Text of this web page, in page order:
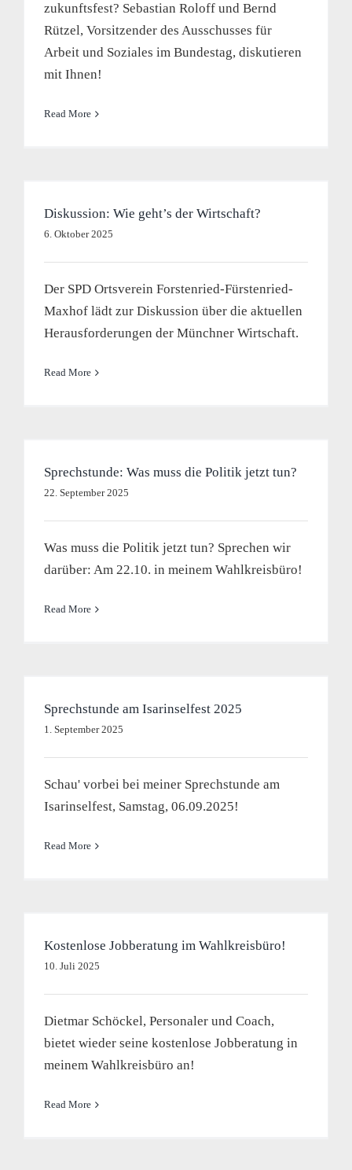
zukunftsfest? Sebastian Roloff und Bernd
Rützel, Vorsitzender des Ausschusses für
Arbeit und Soziales im Bundestag, diskutieren
mit Ihnen!
Read More
Diskussion: Wie geht’s der Wirtschaft?
6. Oktober 2025
Der SPD Ortsverein Forstenried-Fürstenried-
Maxhof lädt zur Diskussion über die aktuellen
Herausforderungen der Münchner Wirtschaft.
Read More
Sprechstunde: Was muss die Politik jetzt tun?
22. September 2025
Was muss die Politik jetzt tun? Sprechen wir
darüber: Am 22.10. in meinem Wahlkreisbüro!
Read More
Sprechstunde am Isarinselfest 2025
1. September 2025
Schau' vorbei bei meiner Sprechstunde am
Isarinselfest, Samstag, 06.09.2025!
Read More
Kostenlose Jobberatung im Wahlkreisbüro!
10. Juli 2025
Dietmar Schöckel, Personaler und Coach,
bietet wieder seine kostenlose Jobberatung in
meinem Wahlkreisbüro an!
Read More